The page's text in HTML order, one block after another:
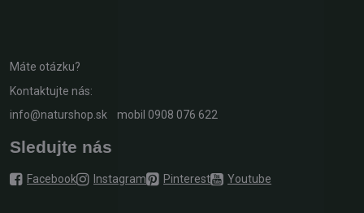
Máte otázku?
Kontaktujte nás:
info@naturshop.sk mobil 0908 076 622
Sledujte nás
Facebook Instagram Pinterest Youtube